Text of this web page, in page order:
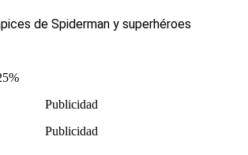
de Spiderman y superhéroes
Publicidad
Publicidad